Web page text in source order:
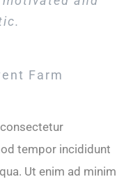
Farm
tempor incididunt
Ut enim ad minim